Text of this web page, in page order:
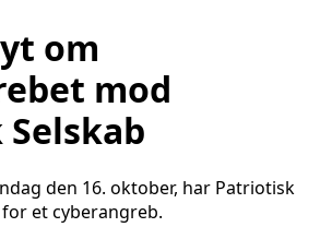
om
mod
den 16. oktober, har Patriotisk
et cyberangreb.